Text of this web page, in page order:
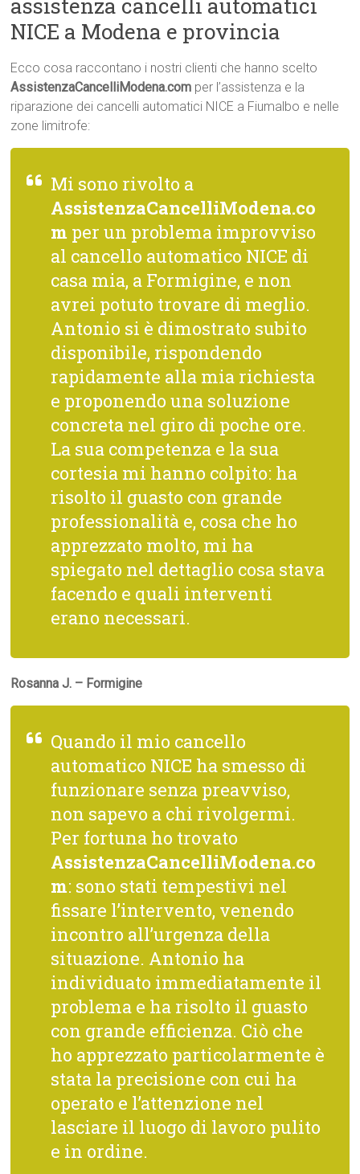
assistenza cancelli automatici
NICE a Modena e provincia
Ecco cosa raccontano i nostri clienti che hanno scelto
AssistenzaCancelliModena.com per l’assistenza e la
riparazione dei cancelli automatici NICE a Fiumalbo e nelle
zone limitrofe:
Mi sono rivolto a
AssistenzaCancelliModena.co
m per un problema improvviso
al cancello automatico NICE di
casa mia, a Formigine, e non
avrei potuto trovare di meglio.
Antonio si è dimostrato subito
disponibile, rispondendo
rapidamente alla mia richiesta
e proponendo una soluzione
concreta nel giro di poche ore.
La sua competenza e la sua
cortesia mi hanno colpito: ha
risolto il guasto con grande
professionalità e, cosa che ho
apprezzato molto, mi ha
spiegato nel dettaglio cosa stava
facendo e quali interventi
erano necessari.
Rosanna J. – Formigine
Quando il mio cancello
automatico NICE ha smesso di
funzionare senza preavviso,
non sapevo a chi rivolgermi.
Per fortuna ho trovato
AssistenzaCancelliModena.co
m: sono stati tempestivi nel
fissare l’intervento, venendo
incontro all’urgenza della
situazione. Antonio ha
individuato immediatamente il
problema e ha risolto il guasto
con grande efficienza. Ciò che
ho apprezzato particolarmente è
stata la precisione con cui ha
operato e l’attenzione nel
lasciare il luogo di lavoro pulito
e in ordine.